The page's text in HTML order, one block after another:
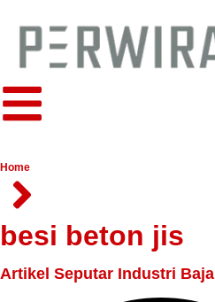
Home
besi beton jis
Artikel Seputar Industri Baja